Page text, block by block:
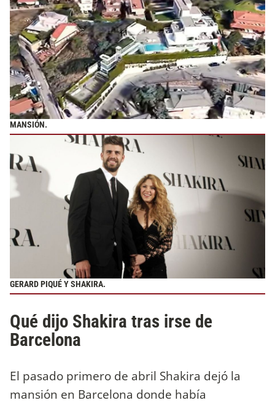
MANSIÓN.
GERARD PIQUÉ Y SHAKIRA.
Qué dijo Shakira tras irse de
Barcelona
El pasado primero de abril Shakira dejó la
mansión en Barcelona donde había